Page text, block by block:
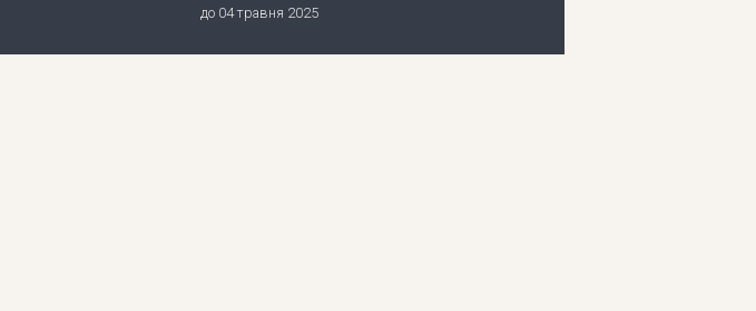
до 04 травня 2025